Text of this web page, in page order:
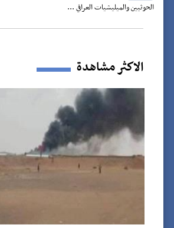
الحوثيين والميليشيات العراقي ...
الاكثر مشاهدة